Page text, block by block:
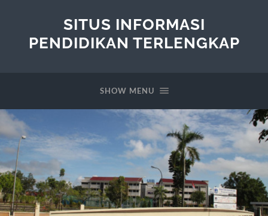
SITUS INFORMASI
PENDIDIKAN TERLENGKAP
SHOW MENU